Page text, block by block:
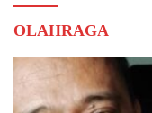
OLAHRAGA